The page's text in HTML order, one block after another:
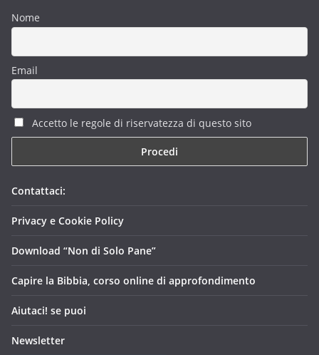
Nome
Email
Accetto le regole di riservatezza di questo sito
Contattaci:
Privacy e Cookie Policy
Download “Non di Solo Pane”
Capire la Bibbia, corso online di approfondimento
Aiutaci! se puoi
Newsletter